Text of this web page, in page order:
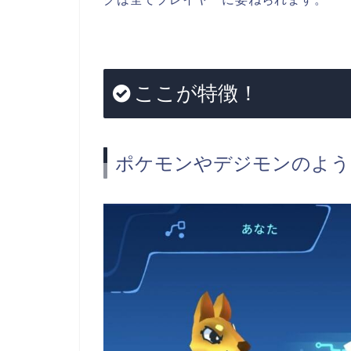
ここが特徴！
ポケモンやデジモンのよ